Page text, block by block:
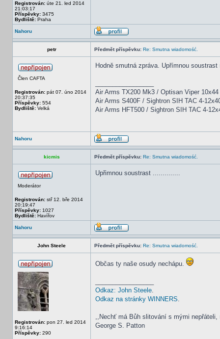
Registrován: úte 21. led 2014
21:03:17
Příspěvky: 3475
Bydliště: Praha
Nahoru
petr Předmět příspěvku: Re: Smutna wiadomość.
Člen CAFTA
Registrován: pát 07. úno 2014
20:37:35
Příspěvky: 554
Bydliště: Velká
Hodně smutná zpráva. Upřímnou soustrast
Air Arms TX200 Mk3 / Optisan Viper 10x44
Air Arms S400F / Sightron SIH TAC 4-
Air Arms HFT500 / Sightron SIH TAC 4-
Nahoru
kicmis Předmět příspěvku: Re: Smutna wiadomość.
Moderátor
Registrován: stř 12. bře 2014
20:19:47
Příspěvky: 1027
Bydliště: Havířov
Upřimnou soustrast ..............
Nahoru
John Steele Předmět příspěvku: Re: Smutna wiadomość.
Registrován: pon 27. led 2014
9:16:14
Příspěvky: 290
Občas ty naše osudy nechápu.
Odkaz: John Steele.
Odkaz na stránky WINNERS.
,,Nechť má Bůh slitování s mými nepřáteli,
George S. Patton